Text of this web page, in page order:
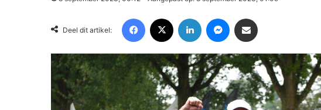
Deel dit artikel: